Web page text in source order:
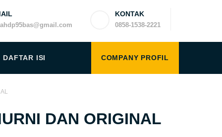
KONTAK
0858-1538-2221
DAFTAR ISI COMPANY PROFIL
DAN ORIGINAL